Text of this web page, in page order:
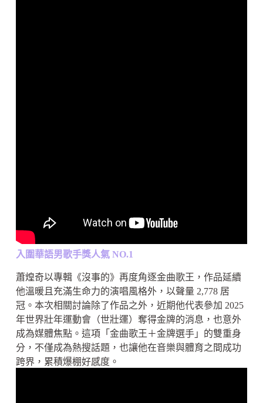
入圍華語男歌手獎人氣 NO.1
蕭煌奇以專輯《沒事的》再度角逐金曲歌王，作品延續
他溫暖且充滿生命力的演唱風格外，以聲量 2,778 居
冠。本次相關討論除了作品之外，近期他代表參加 2025
年世界壯年運動會（世壯運）奪得金牌的消息，也意外
成為媒體焦點。這項「金曲歌王＋金牌選手」的雙重身
分，不僅成為熱搜話題，也讓他在音樂與體育之間成功
跨界，累積爆棚好感度。